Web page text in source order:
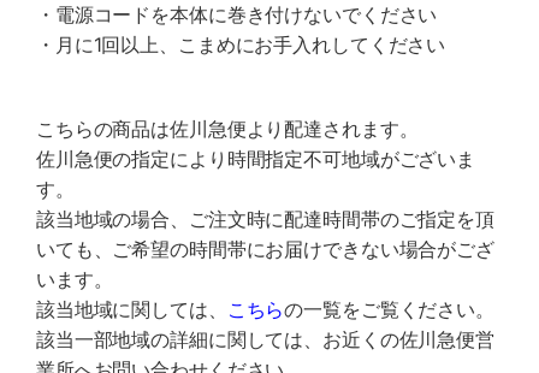
・電源コードを本体に巻き付けないでください
・月に1回以上、こまめにお手入れしてください
こちらの商品は佐川急便より配達されます。
佐川急便の指定により時間指定不可地域がございま
す。
該当地域の場合、ご注文時に配達時間帯のご指定を頂
いても、ご希望の時間帯にお届けできない場合がござ
います。
該当地域に関しては、
こちらの一覧をご覧ください。
該当一部地域の詳細に関しては、お近くの佐川急便営